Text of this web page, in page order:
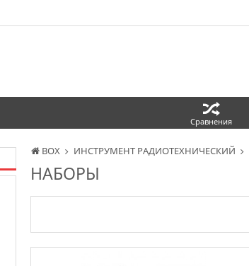
BOX ИНСТРУМЕНТ РАДИОТЕХНИЧЕСКИЙ
НАБОРЫ
Сравнения